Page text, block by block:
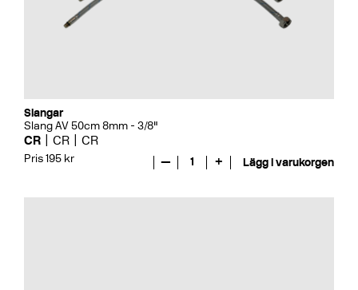
Slangar
Slang AV 50cm 8mm - 3/8"
CR CR CR
Pris 195 kr — 1 + Lägg i varukorgen